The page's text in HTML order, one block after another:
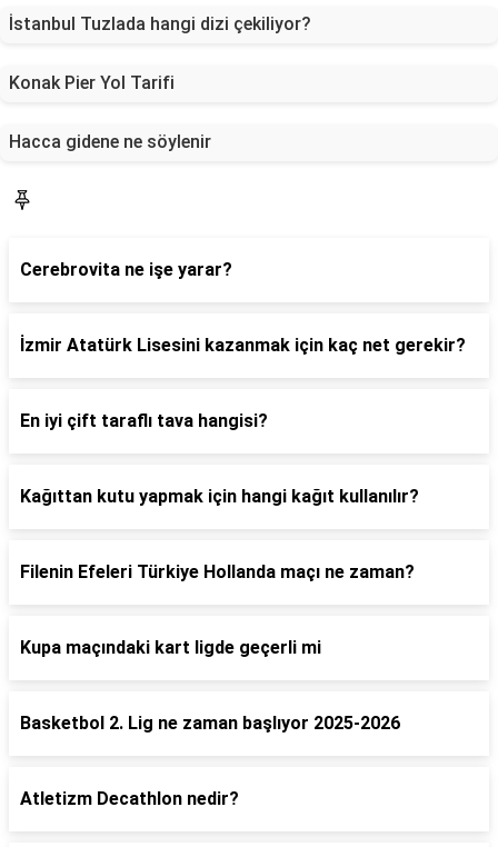
İstanbul Tuzlada hangi dizi çekiliyor?
Konak Pier Yol Tarifi
Hacca gidene ne söylenir
Cerebrovita ne işe yarar?
İzmir Atatürk Lisesini kazanmak için kaç net gerekir?
En iyi çift taraflı tava hangisi?
Kağıttan kutu yapmak için hangi kağıt kullanılır?
Filenin Efeleri Türkiye Hollanda maçı ne zaman?
Kupa maçındaki kart ligde geçerli mi
Basketbol 2. Lig ne zaman başlıyor 2025-2026
Atletizm Decathlon nedir?